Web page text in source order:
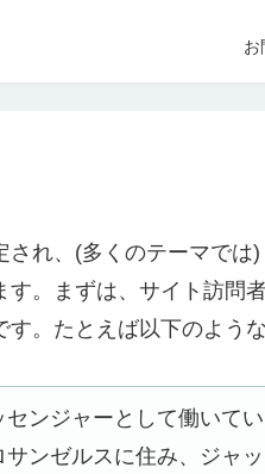
お
れ、(多くのテーマでは
。まずは、サイト訪問
。たとえば以下のような
ンジャーとして働いて
ンゼルスに住み、ジャ